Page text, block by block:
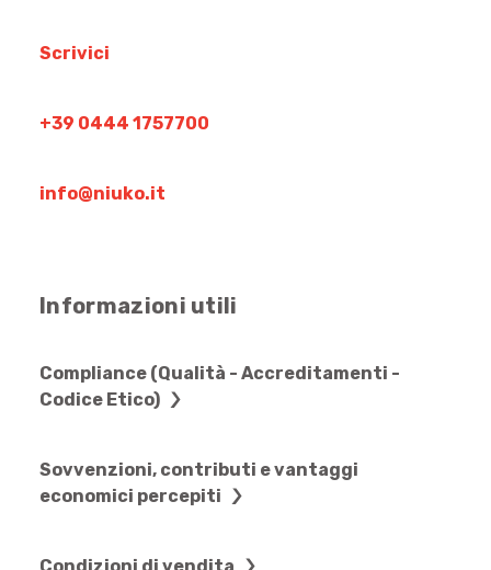
Scrivici
+39 0444 1757700
info@niuko.it
Informazioni utili
Compliance (Qualità - Accreditamenti -
Codice Etico)
Sovvenzioni, contributi e vantaggi
economici percepiti